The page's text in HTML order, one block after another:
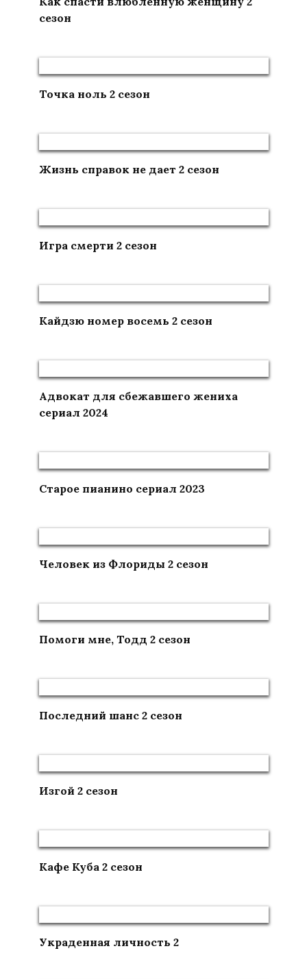
сезон
Точка ноль 2 сезон
Жизнь справок не дает 2 сезон
Игра смерти 2 сезон
Кайдзю номер восемь 2 сезон
Адвокат для сбежавшего жениха
сериал 2024
Старое пианино сериал 2023
Человек из Флориды 2 сезон
Помоги мне, Тодд 2 сезон
Последний шанс 2 сезон
Изгой 2 сезон
Кафе Куба 2 сезон
Украденная личность 2